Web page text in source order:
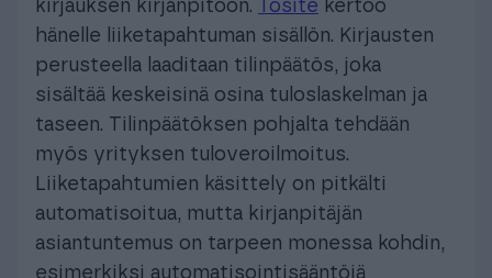
kirjauksen kirjanpitoon.
Tosite kertoo
hänelle liiketapahtuman sisällön. Kirjausten
perusteella laaditaan tilinpäätös, joka
sisältää keskeisinä osina tuloslaskelman ja
taseen. Tilinpäätöksen pohjalta tehdään
myös yrityksen tuloveroilmoitus.
Liiketapahtumien käsittely on pitkälti
automatisoitua, mutta kirjanpitäjän
asiantuntemus on tarpeen monessa kohdin,
esimerkiksi automatisointisääntöjä